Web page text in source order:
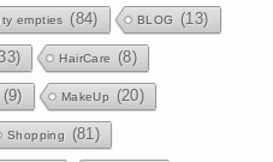
empties (84) BLOG (13)
HairCare (8)
(9) MakeUp (20)
Shopping (81)